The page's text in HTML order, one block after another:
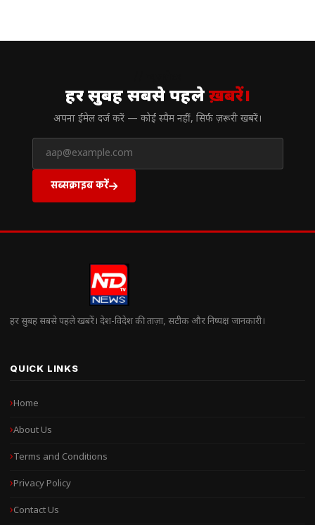
हर सुबह सबसे पहलेख़बरें।
अपना ईमेल दर्ज करें — कोई स्पैम नहीं, सिर्फ ज़रूरी खबरें।
सब्सक्राइब करें
हर सुबह सबसे पहले खबरें। देश-विदेश की ताज़ा, सटीक और निष्पक्ष जानकारी।
QUICK LINKS
Home
About Us
Terms and Conditions
Privacy Policy
Contact Us